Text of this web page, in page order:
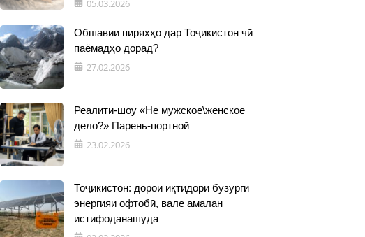
05.03.2026
Обшавии пиряхҳо дар Тоҷикистон чӣ
паёмадҳо дорад?
27.02.2026
Реалити-шоу «Не мужское\женское
дело?» Парень-портной
23.02.2026
Тоҷикистон: дорои иқтидори бузурги
энергияи офтобӣ, вале амалан
истифоданашуда